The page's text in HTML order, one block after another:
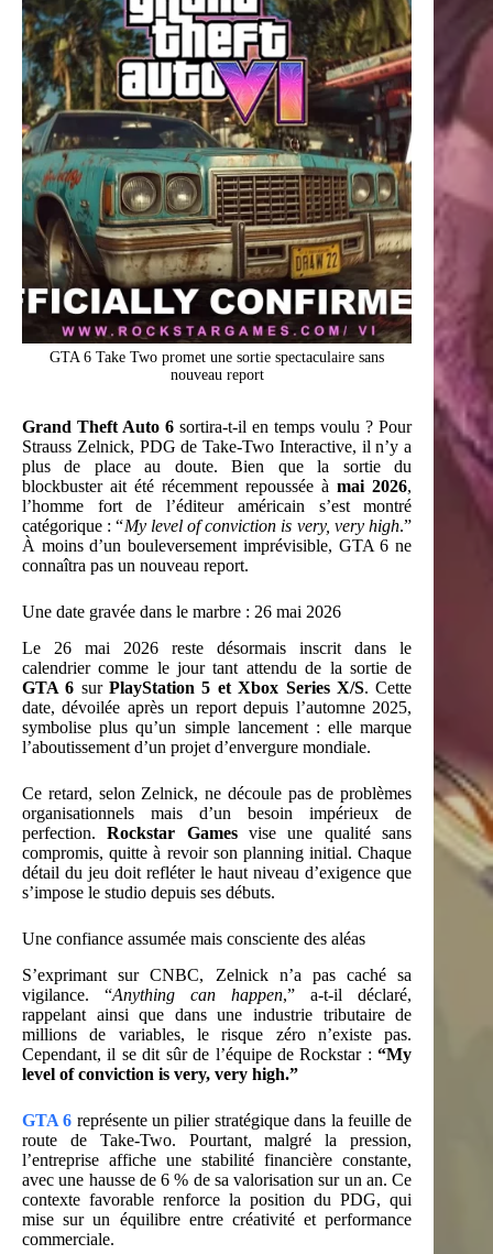
GTA 6 Take Two promet une sortie spectaculaire sans
nouveau report
Grand Theft Auto 6 sortira-t-il en temps voulu ? Pour
Strauss Zelnick, PDG de Take-Two Interactive, il n’y a
plus de place au doute. Bien que la sortie du
blockbuster ait été récemment repoussée àmai 2026,
l’homme fort de l’éditeur américain s’est montré
catégorique : “My level of conviction is very, very high.”
À moins d’un bouleversement imprévisible, GTA 6 ne
connaîtra pas un nouveau report.
Une date gravée dans le marbre : 26 mai 2026
Le 26 mai 2026 reste désormais inscrit dans le
calendrier comme le jour tant attendu de la sortie de
GTA 6 surPlayStation 5 et Xbox Series X/S. Cette
date, dévoilée après un report depuis l’automne 2025,
symbolise plus qu’un simple lancement : elle marque
l’aboutissement d’un projet d’envergure mondiale.
Ce retard, selon Zelnick, ne découle pas de problèmes
organisationnels mais d’un besoin impérieux de
perfection.Rockstar Gamesvise une qualité sans
compromis, quitte à revoir son planning initial. Chaque
détail du jeu doit refléter le haut niveau d’exigence que
s’impose le studio depuis ses débuts.
Une confiance assumée mais consciente des aléas
S’exprimant sur CNBC, Zelnick n’a pas caché sa
vigilance. “Anything can happen,” a-t-il déclaré,
rappelant ainsi que dans une industrie tributaire de
millions de variables, le risque zéro n’existe pas.
Cependant, il se dit sûr de l’équipe de Rockstar :“My
level of conviction is very, very high.”
GTA 6 représente un pilier stratégique dans la feuille de
route de Take-Two. Pourtant, malgré la pression,
l’entreprise affiche une stabilité financière constante,
avec une hausse de 6 % de sa valorisation sur un an. Ce
contexte favorable renforce la position du PDG, qui
mise sur un équilibre entre créativité et performance
commerciale.